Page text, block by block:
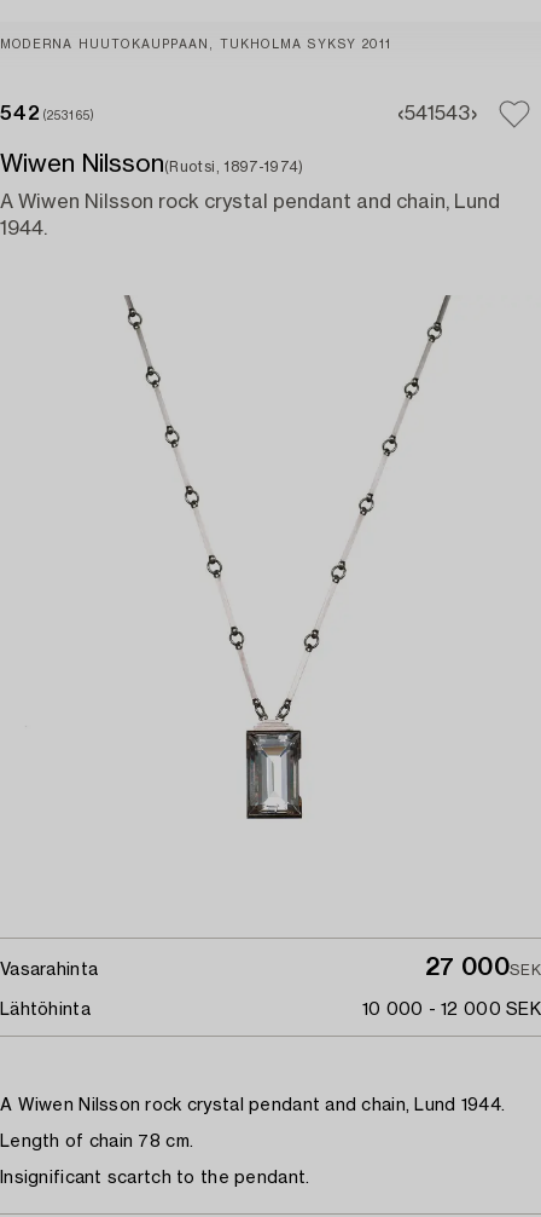
MODERNA HUUTOKAUPPAAN, TUKHOLMA SYKSY 2011
542 (253165) 541543
Wiwen Nilsson(Ruotsi, 1897-1974)
A Wiwen Nilsson rock crystal pendant and chain, Lund
1944.
Vasarahinta 27 000SEK
Lähtöhinta 10 000 - 12 000 SEK
A Wiwen Nilsson rock crystal pendant and chain, Lund 1944.
Length of chain 78 cm.
Insignificant scartch to the pendant.